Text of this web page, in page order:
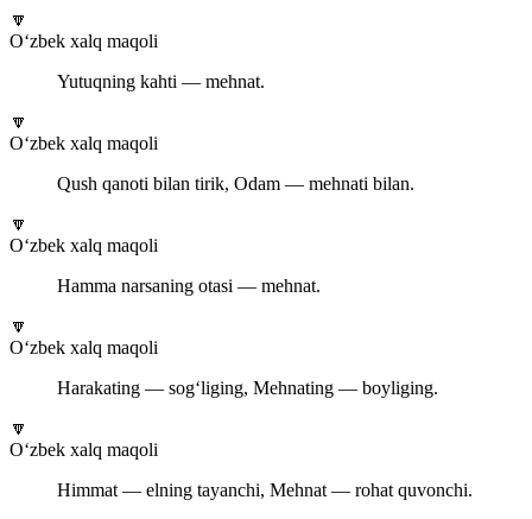
🔽
O‘zbek xalq maqoli
Yutuqning kahti — mehnat.
🔽
O‘zbek xalq maqoli
Qush qanoti bilan tirik, Odam — mehnati bilan.
🔽
O‘zbek xalq maqoli
Hamma narsaning otasi — mehnat.
🔽
O‘zbek xalq maqoli
Harakating — sog‘liging, Mehnating — boyliging.
🔽
O‘zbek xalq maqoli
Himmat — elning tayanchi, Mehnat — rohat quvonchi.